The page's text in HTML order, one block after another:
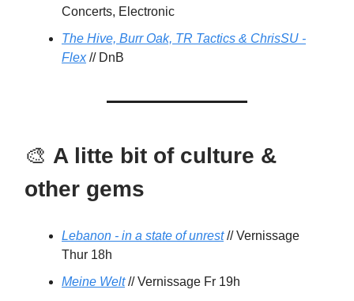
Concerts, Electronic
The Hive, Burr Oak, TR Tactics & ChrisSU -
Flex// DnB
🎨 A litte bit of culture &
other gems
Lebanon - in a state of unrest// Vernissage
Thur 18h
Meine Welt// Vernissage Fr 19h